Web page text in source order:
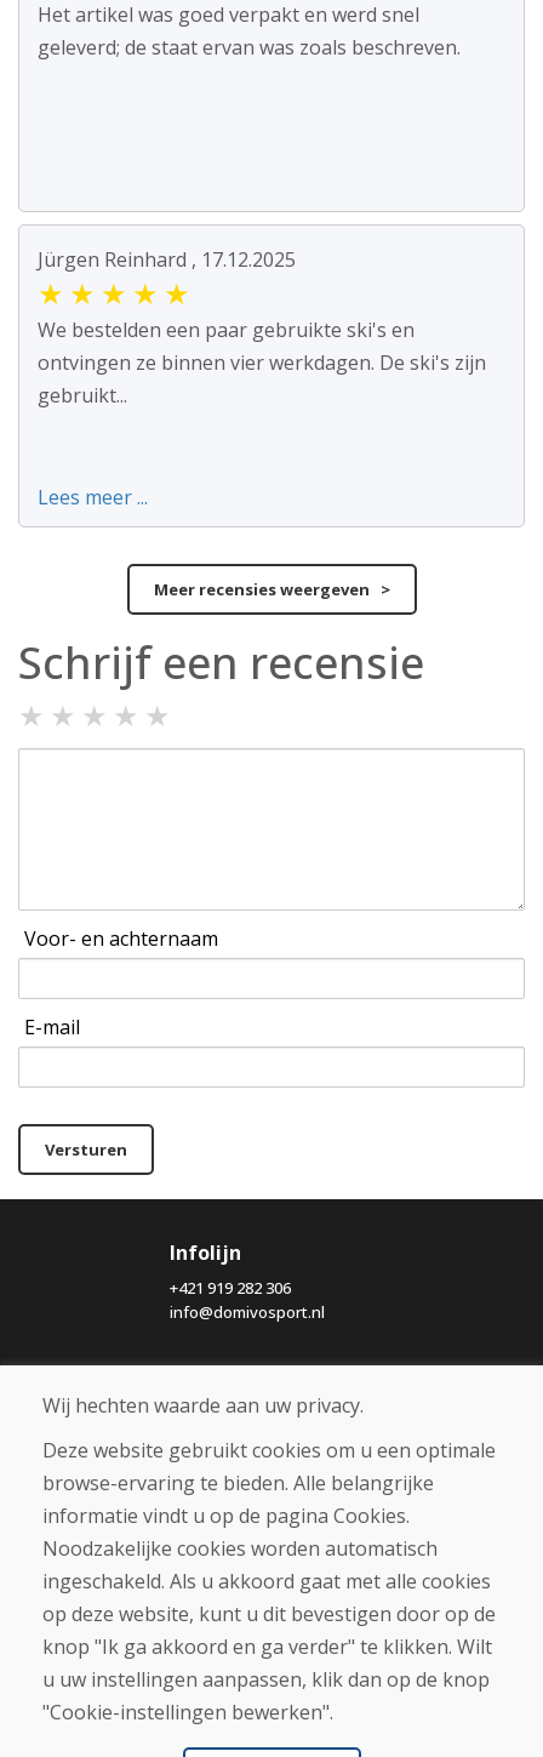
Het artikel was goed verpakt en werd snel
geleverd; de staat ervan was zoals beschreven.
Jürgen Reinhard , 17.12.2025
★ ★ ★ ★ ★
We bestelden een paar gebruikte ski's en
ontvingen ze binnen vier werkdagen. De ski's zijn
gebruikt...
Lees meer ...
Meer recensies weergeven >
Schrijf een recensie
★ ★ ★ ★ ★
Voor- en achternaam
E-mail
Versturen
Infolijn
+421 919 282 306
info@domivosport.nl
Blog
Winkel
Contact
Aankoop
Eshop
Algemene voorwaarden
Betaling
Klacht
Retourneren en ruilen van goederen
Privacybeleid
Wij hechten waarde aan uw privacy.
Deze website gebruikt cookies om u een optimale
browse-ervaring te bieden. Alle belangrijke
informatie vindt u op de pagina Cookies.
Noodzakelijke cookies worden automatisch
ingeschakeld. Als u akkoord gaat met alle cookies
op deze website, kunt u dit bevestigen door op de
knop "Ik ga akkoord en ga verder" te klikken. Wilt
u uw instellingen aanpassen, klik dan op de knop
"Cookie-instellingen bewerken".